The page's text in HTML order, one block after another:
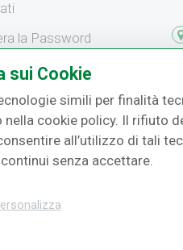
la Password
un Reso
o
sui Cookie
simili per finalità
cookie policy. Il rifiuto
all’utilizzo di tali
senza accettare.